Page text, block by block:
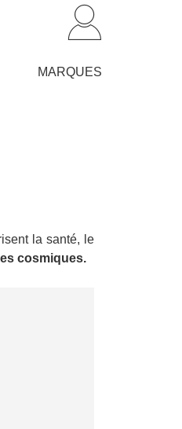
MARQUES
la santé, le
cosmiques.